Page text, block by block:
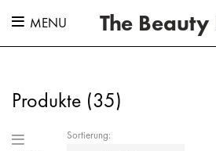
MENU The Beauty
Produkte (35)
Sortierung: